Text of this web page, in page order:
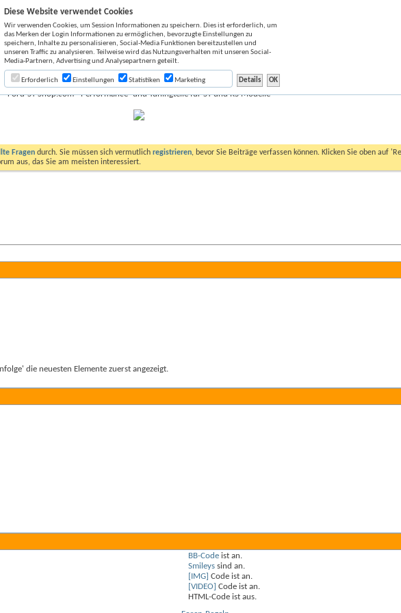
Ford-ST-Shop.com - Performance- und Tuningteile für ST und RS Modelle
Fragen durch. Sie müssen sich vermutlich registrieren, bevor Sie Beiträge verfassen können. Klicken Sie oben auf
aus, das Sie am meisten interessiert.
die neuesten Elemente zuerst angezeigt.
BB-Codeist an.
Smileyssind an.
[IMG] Code ist an.
[VIDEO] Code ist an.
HTML-Code ist aus.
Diese Website verwendet Cookies
Wir verwenden Cookies, um Session Informationen zu speichern. Dies ist erforderlich, um
das Merken der Login Informationen zu ermöglichen, bevorzugte Einstellungen zu
speichern, Inhalte zu personalisieren, Social-Media Funktionen bereitzustellen und
unseren Traffic zu analysieren. Teilweise wird das Nutzungsverhalten mit unseren Social-
Media-Partnern, Advertising und Analysepartnern geteilt.
Erforderlich Einstellungen Statistiken Marketing